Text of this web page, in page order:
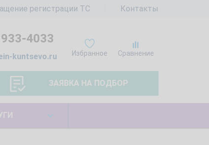
регистрации ТС Контакты
Избранное Сравнение
4033
kuntsevo.ru
ЗАЯВКА НА ПОДБОР